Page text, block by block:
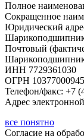
Полное
Сокращенное
Юридический
Почтовый
ИНН 7729361030
ОГРН
Телефон/факс: +7
Адрес
все понятно
Согласие на